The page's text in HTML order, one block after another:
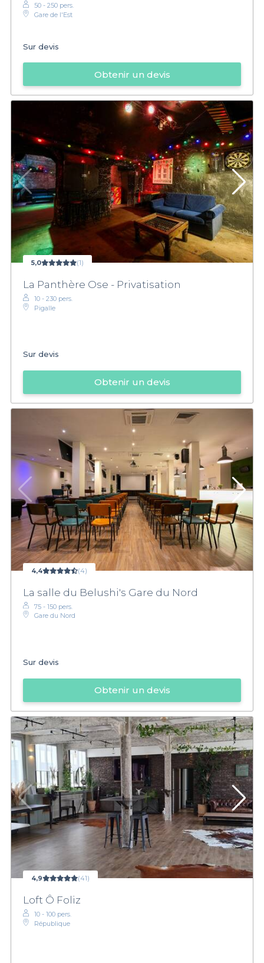
50 - 250 pers.
Gare de l'Est
Sur devis
Obtenir un devis
5,0 (1)
La Panthère Ose - Privatisation
10 - 230 pers.
Pigalle
Sur devis
Obtenir un devis
4,4 (4)
La salle du Belushi's Gare du Nord
75 - 150 pers.
Gare du Nord
Sur devis
Obtenir un devis
4,9 (41)
Loft Ô Foliz
10 - 100 pers.
République